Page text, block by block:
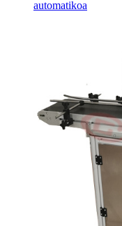
automatikoa